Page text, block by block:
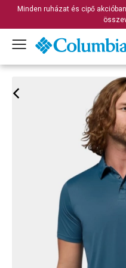
Minden ruházat és cipő